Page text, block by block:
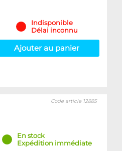
Indisponible
Délai inconnu
Ajouter au panier
Code article 12885
En stock
Expédition immédiate